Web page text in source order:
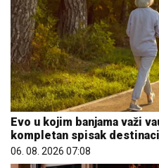
Evo u kojim banjama važi
kompletan spisak
06. 08. 2026 07:08